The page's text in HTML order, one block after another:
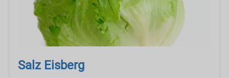
Salz Eisberg